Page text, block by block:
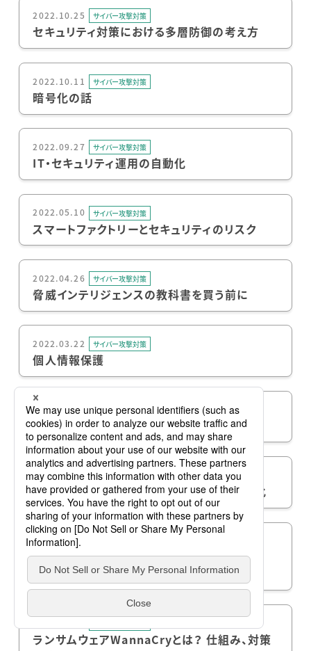
2022.10.25 サイバー攻撃対策
セキュリティ対策における多層防御の考え方
2022.10.11 サイバー攻撃対策
暗号化の話
2022.09.27 サイバー攻撃対策
IT・セキュリティ運用の自動化
2022.05.10 サイバー攻撃対策
スマートファクトリーとセキュリティのリスク
2022.04.26 サイバー攻撃対策
脅威インテリジェンスの教科書を買う前に
2022.03.22 サイバー攻撃対策
個人情報保護
2022.02.08 サイバー攻撃対策
サイバー攻撃とセキュリティ対策の歴史
2022.01.12 サイバー攻撃対策
サイバーセキュリティ対策のニューノーマル化
2021.12.17
Log4j (Log4Shell)の仕組みや、行うべき
Log4jの脆弱性対策を解説
ランサムウェアWannaCryとは？ 仕組み、対策